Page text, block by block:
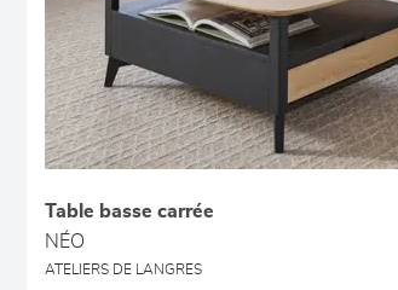
Table basse carrée
NÉO
ATELIERS DE LANGRES